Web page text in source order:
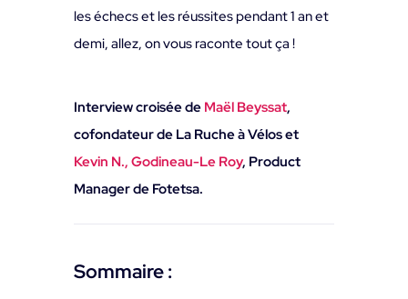
les échecs et les réussites pendant 1 an et
demi, allez, on vous raconte tout ça !
Interview croisée de Maël Beyssat,
cofondateur de La Ruche à Vélos et
Kevin N., Godineau-Le Roy, Product
Manager de Fotetsa.
Sommaire :